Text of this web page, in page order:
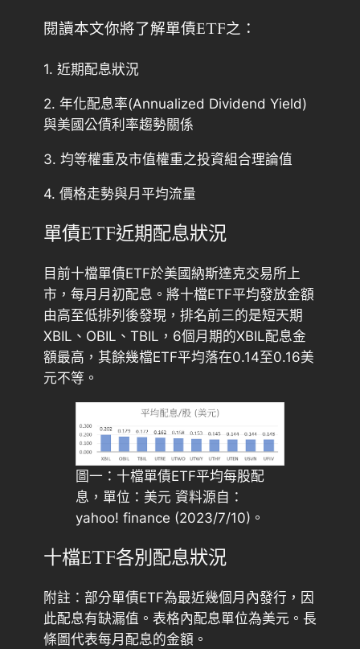
閱讀本文你將了解單債ETF之：
1. 近期配息狀況
2. 年化配息率(Annualized Dividend Yield)
與美國公債利率趨勢關係
3. 均等權重及市值權重之投資組合理論值
4. 價格走勢與月平均流量
單債ETF近期配息狀況
目前十檔單債ETF於美國納斯達克交易所上
市，每月月初配息。將十檔ETF平均發放金額
由高至低排列後發現，排名前三的是短天期
XBIL、OBIL、TBIL，6個月期的XBIL配息金
額最高，其餘幾檔ETF平均落在0.14至0.16美
元不等。
圖一：十檔單債ETF平均每股配
息，單位：美元 資料源自：
yahoo! finance (2023/7/10)。
十檔ETF各別配息狀況
附註：部分單債ETF為最近幾個月內發行，因
此配息有缺漏值。表格內配息單位為美元。長
條圖代表每月配息的金額。